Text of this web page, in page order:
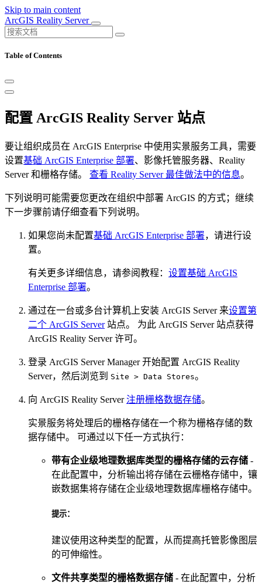
Skip to main content
ArcGIS Reality Server
Table of Contents
配置 ArcGIS Reality Server 站点
要让组织成员在 ArcGIS Enterprise 中使用实景服务工具，需要
设置基础 ArcGIS Enterprise 部署、影像托管服务器、Reality
Server 和栅格存储。 查看 Reality Server 最佳做法中的信息。
下列说明可能需要您更改在组织中部署 ArcGIS 的方式；继续
下一步骤前请仔细查看下列说明。
如果您尚未配置基础 ArcGIS Enterprise 部署，请进行设
置。
有关更多详细信息，请参阅教程： 设置基础 ArcGIS
Enterprise 部署。
通过在一台或多台计算机上安装 ArcGIS Server 来设置第
二个 ArcGIS Server站点。 为此 ArcGIS Server 站点获得
ArcGIS Reality Server 许可。
登录 ArcGIS Server Manager 开始配置 ArcGIS Reality
Server，然后浏览到 Site > Data Stores。
向 ArcGIS Reality Server注册栅格数据存储。
实景服务将处理后的栅格存储在一个称为栅格存储的数
据存储中。 可通过以下任一方式执行：
带有企业级地理数据库类型的栅格存储的云存储 -
在此配置中，分析输出将存储在云栅格存储中，镶
嵌数据集将存储在企业级地理数据库栅格存储中。
提示：
建议使用这种类型的配置，从而提高托管影像图层
的可伸缩性。
文件共享类型的栅格数据存储 - 在此配置中，分析